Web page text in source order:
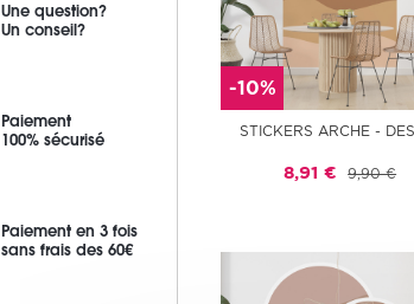
Une question?
Un conseil?
Paiement
100% sécurisé
Paiement en 3 fois
sans frais des 60€
-10%
STICKERS ARCHE -
8,91 € 9,90 €